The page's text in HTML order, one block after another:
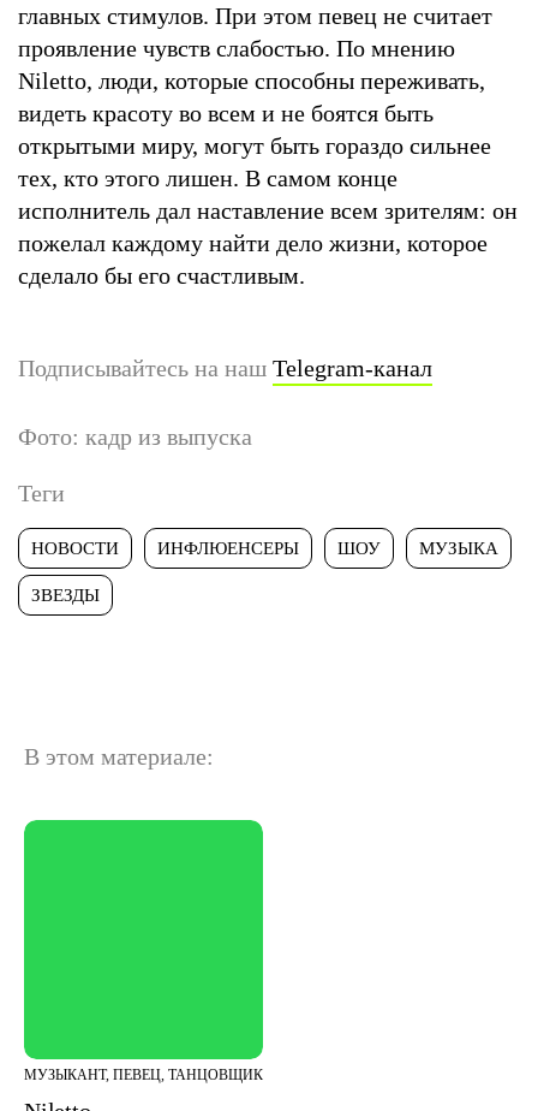
главных стимулов. При этом певец не считает
проявление чувств слабостью. По мнению
Niletto, люди, которые способны переживать,
видеть красоту во всем и не боятся быть
открытыми миру, могут быть гораздо сильнее
тех, кто этого лишен. В самом конце
исполнитель дал наставление всем зрителям: он
пожелал каждому найти дело жизни, которое
сделало бы его счастливым.
Подписывайтесь на наш Telegram-канал
Фото: кадр из выпуска
Теги
НОВОСТИ ИНФЛЮЕНСЕРЫ ШОУ МУЗЫКА
ЗВЕЗДЫ
В этом материале:
МУЗЫКАНТ, ПЕВЕЦ, ТАНЦОВЩИК